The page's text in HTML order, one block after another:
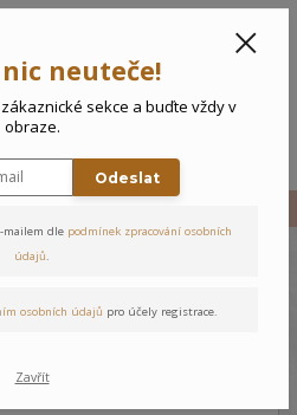
Beauty
neuteče!
sekce a buďte vždy v
obraze.
Odeslat
mailem dle podmínek zpracování osobních
údajů.
osobních údajů pro účely registrace.
Zavřít